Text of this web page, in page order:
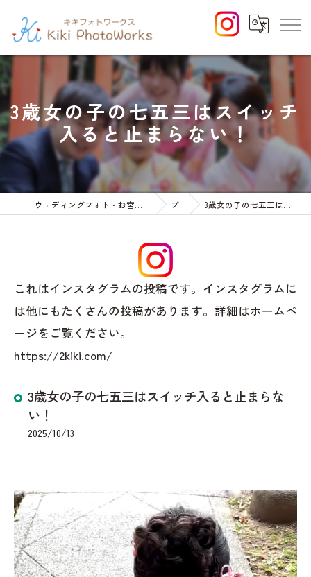
3歳女の子の七五三はスイッチ
入ると止まらない！
ウェディングフォト・お宮参りや七五三等のファミリーフォト ブログ 3歳女の子の七五三はスイッチ入ると止まらない！
3歳女の子の七五三はスイッチ入ると止まらな
い！
2025/10/13
これはインスタグラムの投稿です。インスタグラムに
は他にもたくさんの投稿があります。詳細はホームペ
ージをご覧ください。
https://2kiki.com/